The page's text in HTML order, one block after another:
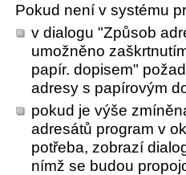
Pokud není v systému
v dialogu "Způsob
umožněno
papír. dopisem"
adresy s papírovým
pokud je výše
adresátů program v
potřeba, zobrazí
nímž se budou